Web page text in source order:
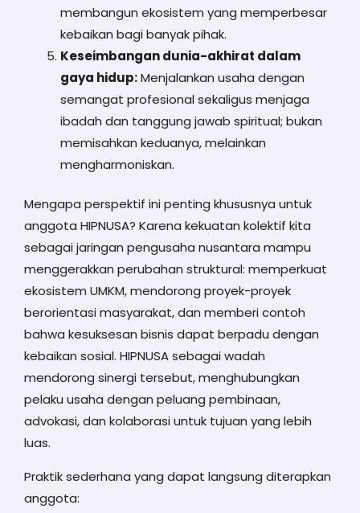
membangun ekosistem yang memperbesar
kebaikan bagi banyak pihak.
Keseimbangan dunia-akhirat dalam
gaya hidup:Menjalankan usaha dengan
semangat profesional sekaligus menjaga
ibadah dan tanggung jawab spiritual; bukan
memisahkan keduanya, melainkan
mengharmoniskan.
Mengapa perspektif ini penting khususnya untuk
anggota HIPNUSA? Karena kekuatan kolektif kita
sebagai jaringan pengusaha nusantara mampu
menggerakkan perubahan struktural: memperkuat
ekosistem UMKM, mendorong proyek-proyek
berorientasi masyarakat, dan memberi contoh
bahwa kesuksesan bisnis dapat berpadu dengan
kebaikan sosial. HIPNUSA sebagai wadah
mendorong sinergi tersebut, menghubungkan
pelaku usaha dengan peluang pembinaan,
advokasi, dan kolaborasi untuk tujuan yang lebih
luas.
Praktik sederhana yang dapat langsung diterapkan
anggota: